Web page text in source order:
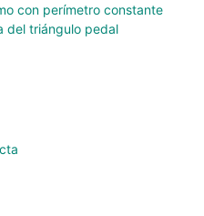
con perímetro constante
del triángulo pedal